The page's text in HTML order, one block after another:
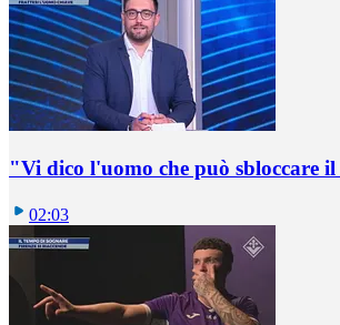
"Vi dico l'uomo che può sbloccare
02:03